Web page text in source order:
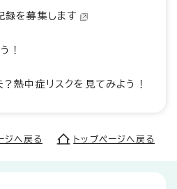
録を募集します
！
熱中症リスクを見てみよう！
ジへ戻る トップページへ戻る